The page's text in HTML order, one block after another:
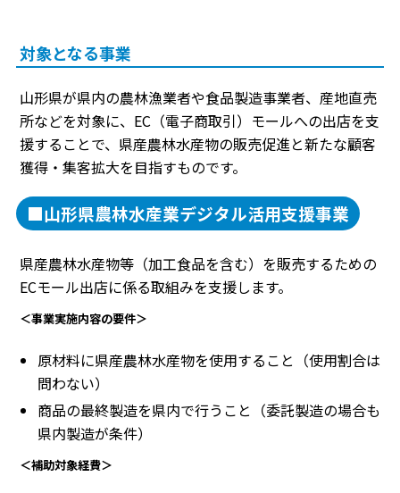
対象となる事業
山形県が県内の農林漁業者や食品製造事業者、産地直売
所などを対象に、EC（電子商取引）モールへの出店を支
援することで、県産農林水産物の販売促進と新たな顧客
獲得・集客拡大を目指すものです。
■山形県農林水産業デジタル活用支援事業
県産農林水産物等（加工食品を含む）を販売するための
ECモール出店に係る取組みを支援します。
＜事業実施内容の要件＞
原材料に県産農林水産物を使用すること（使用割合は
問わない）
商品の最終製造を県内で行うこと（委託製造の場合も
県内製造が条件）
＜補助対象経費＞